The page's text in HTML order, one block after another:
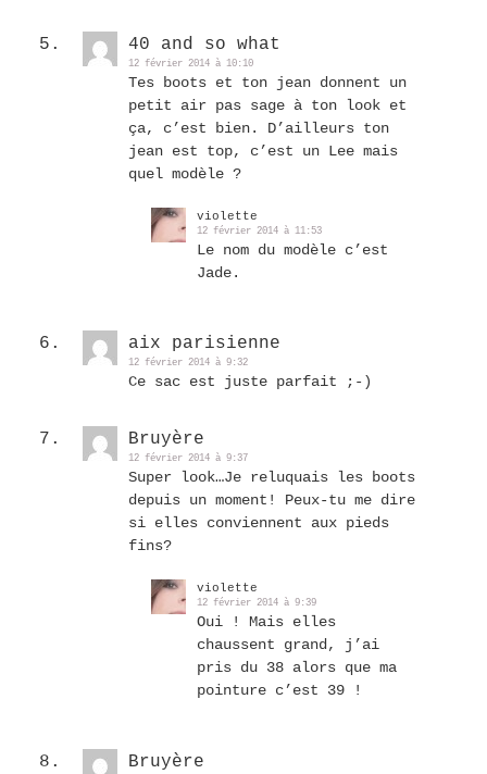
40 and so what
12 février 2014 à 10:10
Tes boots et ton jean donnent un
petit air pas sage à ton look et
ça, c’est bien. D’ailleurs ton
jean est top, c’est un Lee mais
quel modèle ?
violette
12 février 2014 à 11:53
Le nom du modèle c’est
Jade.
aix parisienne
12 février 2014 à 9:32
Ce sac est juste parfait ;-)
Bruyère
12 février 2014 à 9:37
Super look…Je reluquais les boots
depuis un moment! Peux-tu me dire
si elles conviennent aux pieds
fins?
violette
12 février 2014 à 9:39
Oui ! Mais elles
chaussent grand, j’ai
pris du 38 alors que ma
pointure c’est 39 !
Bruyère